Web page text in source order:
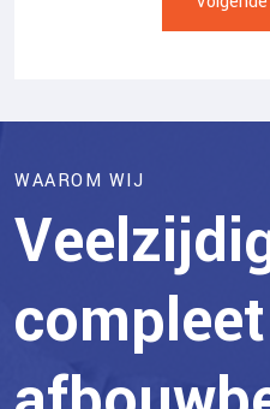
WAAROM WIJ
compleet
5
6
7
8
5
0
5
0
5